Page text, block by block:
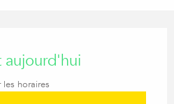
aujourd'hui
les horaires